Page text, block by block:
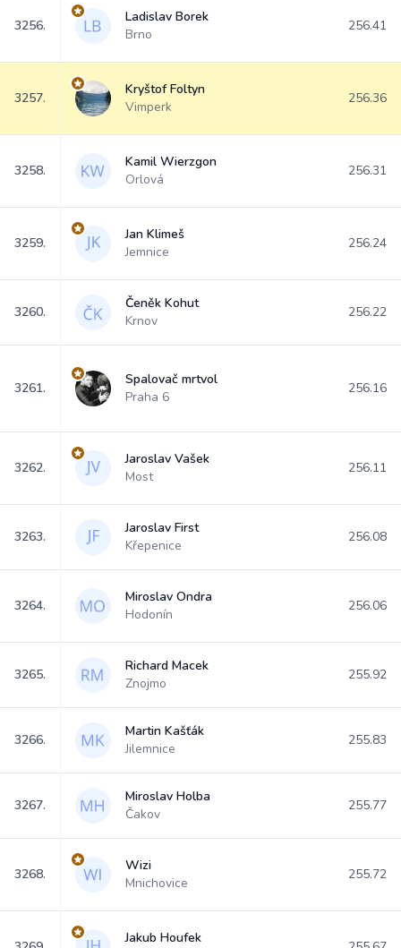
3256.
Ladislav Borek
Brno
256.41
3257.
Kryštof Foltyn
Vimperk
256.36
3258.
Kamil Wierzgon
Orlová
256.31
3259.
Jan Klimeš
Jemnice
256.24
3260.
Čeněk Kohut
Krnov
256.22
3261.
Spalovač mrtvol
Praha 6
256.16
3262.
Jaroslav Vašek
Most
256.11
3263.
Jaroslav First
Křepenice
256.08
3264.
Miroslav Ondra
Hodonín
256.06
3265.
Richard Macek
Znojmo
255.92
3266.
Martin Kašťák
Jilemnice
255.83
3267.
Miroslav Holba
Čakov
255.77
3268.
Wizi
Mnichovice
255.72
Jakub Houfek